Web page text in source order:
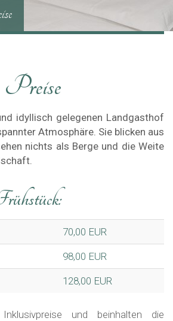
idyllisch gelegenen Landgasthof
Atmosphäre. Sie blicken aus
nichts als Berge und die Weite
70,00 EUR
98,00 EUR
128,00 EUR
und beinhalten die